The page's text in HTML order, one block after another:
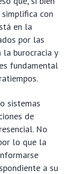
con
en la
por las
la burocracia y
fundamental
sistemas
de
No
lo que la
a su